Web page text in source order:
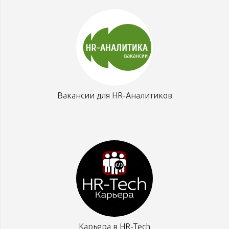
Вакансии для HR-Аналитиков
Карьера в HR-Tech